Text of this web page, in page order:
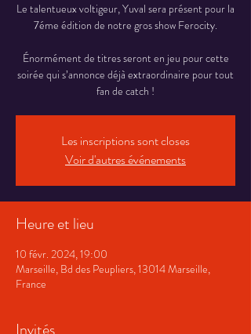
Le talentueux voltigeur, Yuval sera présent pour la
7éme édition de notre gros show Ferocity.
Énormément de titres seront en jeu pour cette
soirée qui s’annonce déjà extraordinaire pour tout
fan de catch !
Les inscriptions sont closes
Voir d'autres événements
Heure et lieu
10 févr. 2024, 19:00
Marseille, Bd des Peupliers, 13014 Marseille,
France